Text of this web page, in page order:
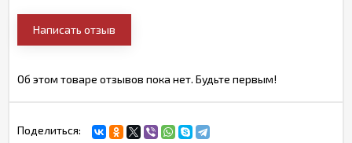
Написать отзыв
Об этом товаре отзывов пока нет. Будьте первым!
Поделиться: